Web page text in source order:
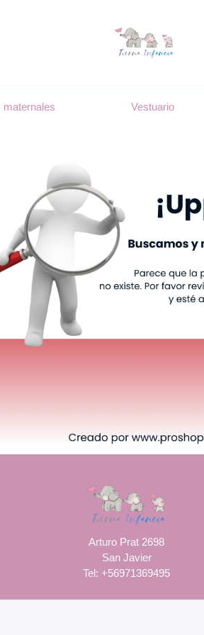
Vestuario
Arturo Prat 2698
San Javier
Tel: +56971369495